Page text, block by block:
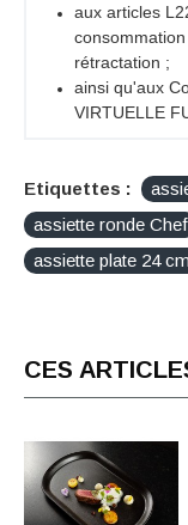
aux articles
rétractation ;
ainsi qu'aux
VIRTUELLE
Etiquettes :
assiette ronde Chef
assiette plate 24 cm
CES